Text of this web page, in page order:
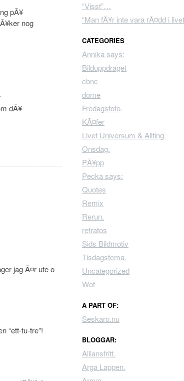
pÃ¥
nog
dÃ¥
jag Ã¤r ute o
“ett-tu-tre”!
“Visst”…
“Man fÃ¥r inte vara rÃ¤dd i
CATEGORIES
Annika says:
Bilduppdraget
cbnc
dome
Fredagsfoto.
KÃ¤fer
Livet Universum & Allting.
Onsdag.
PÃ¥pp
Pecka says:
Quotes
Remix
Rerun.
retratos
Sids Bildmotiv
Tisdagstema.
Uncategorized
Wot
A PART OF:
Seskaro.nu
BLOGGAR:
Alliansfritt.
Arga Lappen.